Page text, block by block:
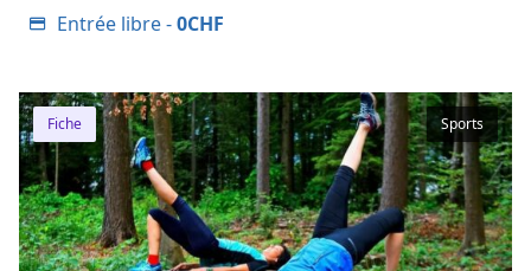
Entrée libre -0CHF
Sports
Fiche